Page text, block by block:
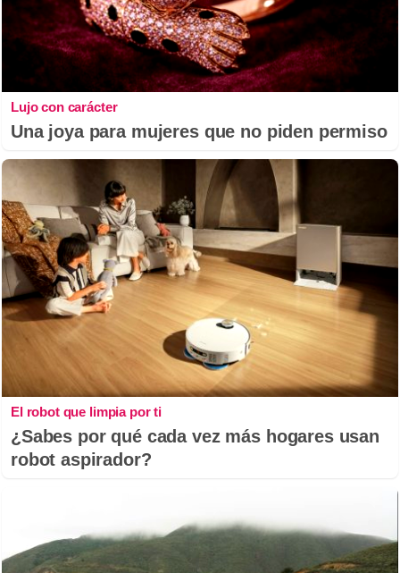
Lujo con carácter
Una joya para mujeres que no piden permiso
El robot que limpia por ti
¿Sabes por qué cada vez más hogares usan
robot aspirador?